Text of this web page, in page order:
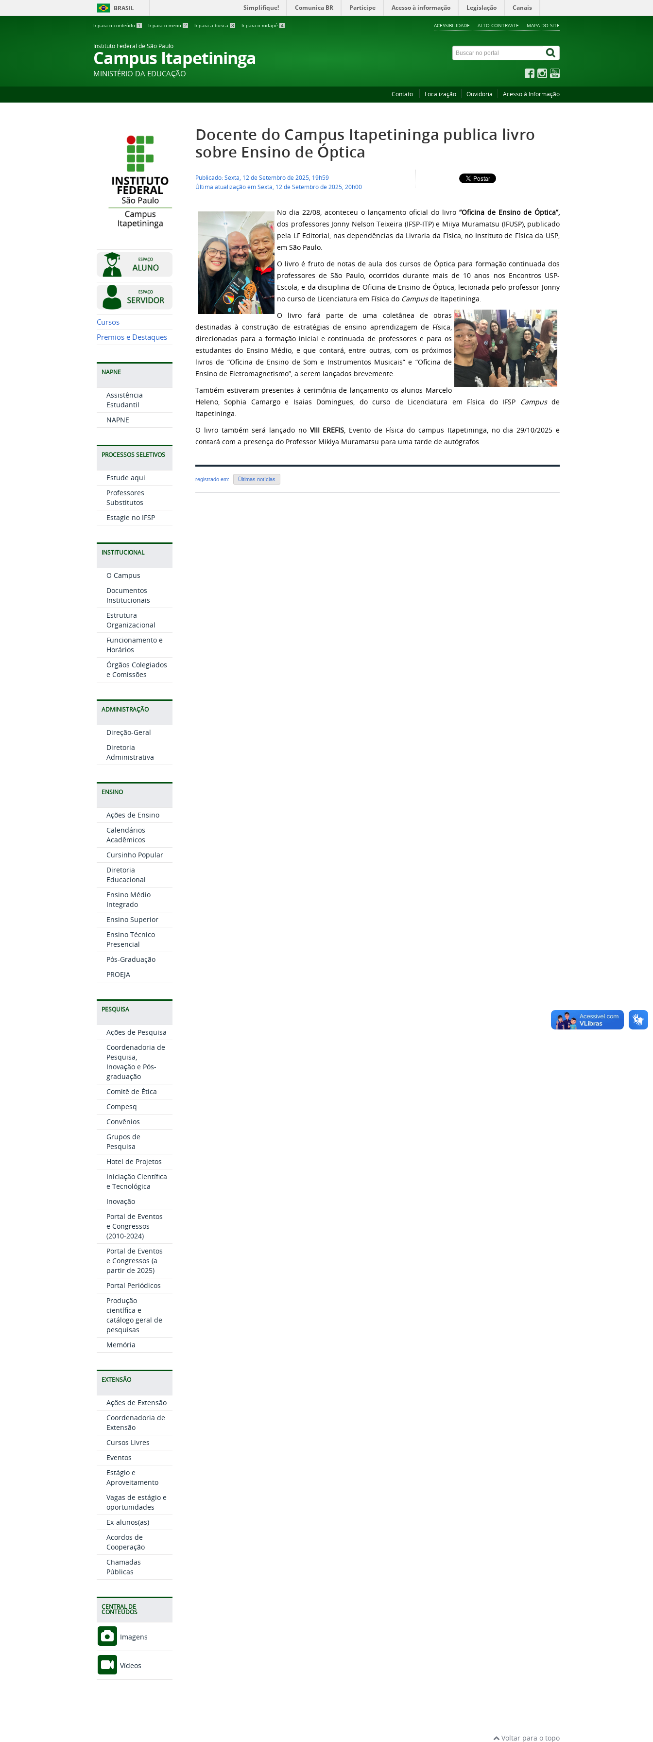
BRASIL Simplifique! Comunica BR Participe Acesso à informação Legislação Canais
Ir para o conteúdo 1 Ir para o menu 2 Ir para a busca 3 Ir para o rodapé 4 ACESSIBILIDADE ALTO CONTRASTE MAPA DO SITE
Instituto Federal de São Paulo
Campus Itapetininga
MINISTÉRIO DA EDUCAÇÃO
Contato Localização Ouvidoria Acesso à Informação
Cursos
Premios e Destaques
NAPNE
Assistência
Estudantil
NAPNE
PROCESSOS SELETIVOS
Estude aqui
Professores
Substitutos
Estagie no IFSP
INSTITUCIONAL
O Campus
Documentos
Institucionais
Estrutura
Organizacional
Funcionamento e
Horários
Órgãos Colegiados
e Comissões
ADMINISTRAÇÃO
Direção-Geral
Diretoria
Administrativa
ENSINO
Ações de Ensino
Calendários
Acadêmicos
Cursinho Popular
Diretoria
Educacional
Ensino Médio
Integrado
Ensino Superior
Ensino Técnico
Presencial
Pós-Graduação
PROEJA
PESQUISA
Ações de Pesquisa
Coordenadoria de
Pesquisa,
Inovação e Pós-
graduação
Comitê de Ética
Compesq
Convênios
Grupos de
Pesquisa
Hotel de Projetos
Iniciação Científica
e Tecnológica
Inovação
Portal de Eventos
e Congressos
(2010-2024)
Portal de Eventos
e Congressos (a
partir de 2025)
Portal Periódicos
Produção
científica e
catálogo geral de
pesquisas
Memória
EXTENSÃO
Ações de Extensão
Coordenadoria de
Extensão
Cursos Livres
Eventos
Estágio e
Aproveitamento
Vagas de estágio e
oportunidades
Ex-alunos(as)
Acordos de
Cooperação
Chamadas
Públicas
CENTRAL DE
CONTEÚDOS
Imagens
Vídeos
Docente do Campus Itapetininga publica livro
sobre Ensino de Óptica
Publicado: Sexta, 12 de Setembro de 2025, 19h59
Última atualização em Sexta, 12 de Setembro de 2025, 20h00
No dia 22/08, aconteceu o lançamento oficial do livro “Oficina de Ensino de Óptica”,
dos professores Jonny Nelson Teixeira (IFSP-ITP) e Miiya Muramatsu (IFUSP), publicado
pela LF Editorial, nas dependências da Livraria da Física, no Instituto de Física da USP,
em São Paulo.
O livro é fruto de notas de aula dos cursos de Óptica para formação continuada dos
professores de São Paulo, ocorridos durante mais de 10 anos nos Encontros USP-
Escola, e da disciplina de Oficina de Ensino de Óptica, lecionada pelo professor Jonny
no curso de Licenciatura em Física do Campusde Itapetininga.
O livro fará parte de uma coletânea de obras
destinadas à construção de estratégias de ensino aprendizagem de Física,
direcionadas para a formação inicial e continuada de professores e para os
estudantes do Ensino Médio, e que contará, entre outras, com os próximos
livros de “Oficina de Ensino de Som e Instrumentos Musicais” e “Oficina de
Ensino de Eletromagnetismo”, a serem lançados brevemente.
Também estiveram presentes à cerimônia de lançamento os alunos Marcelo
Heleno, Sophia Camargo e Isaias Domingues, do curso de Licenciatura em Física do IFSP Campusde
Itapetininga.
O livro também será lançado no VIII EREFIS, Evento de Física do campus Itapetininga, no dia 29/10/2025 e
contará com a presença do Professor Mikiya Muramatsu para uma tarde de autógrafos.
registrado em: Últimas notícias
Voltar para o topo